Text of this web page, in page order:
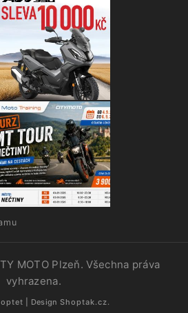
MOTO Plzeň. Všechna práva
vyhrazena.
| Design Shoptak.cz.